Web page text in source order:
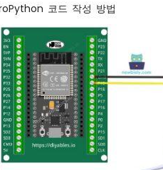
코드 작성 방법